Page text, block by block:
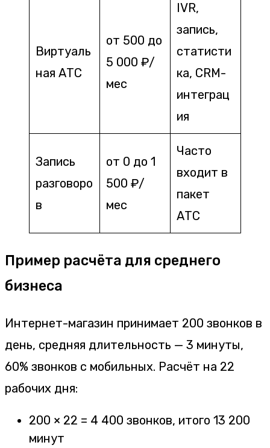
Виртуаль
ная АТС
от 500 до
5 000 ₽/
мес
IVR,
запись,
статисти
ка, CRM-
интеграц
ия
Запись
разговоро
в
от 0 до 1
500 ₽/
мес
Часто
входит в
пакет
АТС
Пример расчёта для среднего
бизнеса
Интернет-магазин принимает 200 звонков в
день, средняя длительность — 3 минуты,
60% звонков с мобильных. Расчёт на 22
рабочих дня:
200 × 22 = 4 400 звонков, итого 13 200
минут